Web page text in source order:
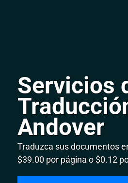
Servicios
Andover
Traduzca sus documentos
$39.00 por página o $0.12